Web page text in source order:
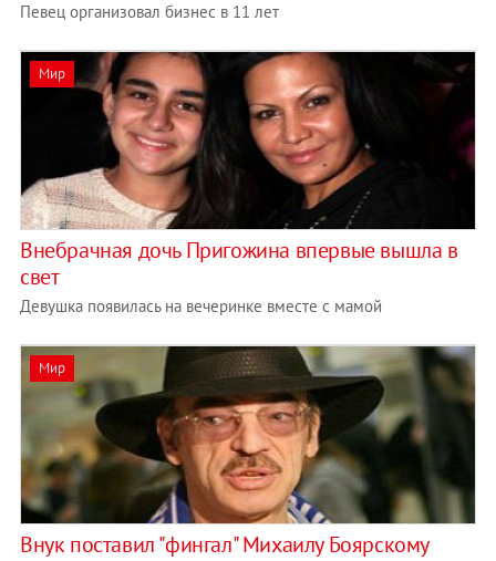
Певец организовал бизнес в 11 лет
Мир
Внебрачная дочь Пригожина впервые вышла в
свет
Девушка появилась на вечеринке вместе с мамой
Мир
Внук поставил "фингал" Михаилу Боярскому